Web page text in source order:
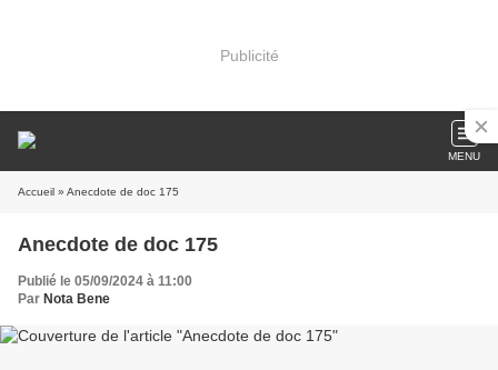
Publicité
MENU
Accueil » Anecdote de doc 175
Anecdote de doc 175
Publié le 05/09/2024 à 11:00
Par Nota Bene